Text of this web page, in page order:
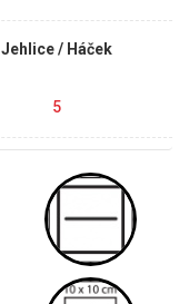
Jehlice / Háček
5